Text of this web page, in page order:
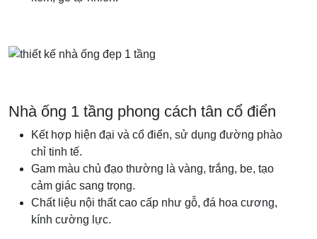
Nhà ống 1 tầng phong cách tân cổ điển
Kết hợp hiện đại và cổ điển, sử dụng đường phào
chỉ tinh tế.
Gam màu chủ đạo thường là vàng, trắng, be, tạo
cảm giác sang trọng.
Chất liệu nội thất cao cấp như gỗ, đá hoa cương,
kính cường lực.